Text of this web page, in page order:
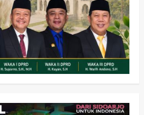
Kesehatan Pembangunan
Pemerintahan